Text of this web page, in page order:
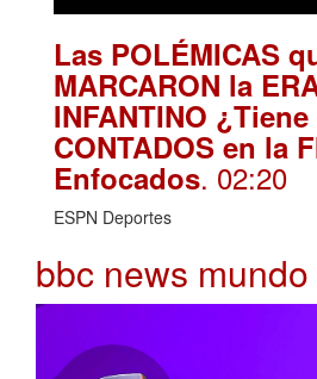
Las POLÉMICAS
MARCARON la
INFANTINO
CONTADOS en la
Enfocados. 02:20
ESPN Deportes
bbc news mundo